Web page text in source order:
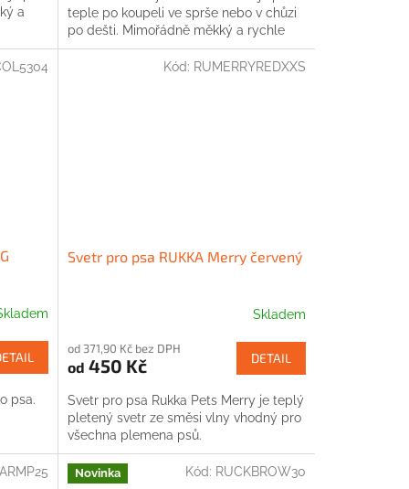
a
teple po koupeli ve sprše nebo v chůzi
po dešti. Mimořádně měkký a rychle
schne.
psa.
Svetr pro psa RUKKA Merry červený
Skladem
od 371,90 Kč bez DPH
od 450 Kč DETAIL
Svetr pro psa Rukka Pets Merry je teplý
pletený svetr ze směsi vlny vhodný pro
všechna plemena psů.
Kód: RUMERRYREDXXS
Novinka Kód: RUCKBROW30